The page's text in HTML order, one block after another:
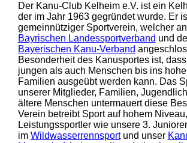
Der Kanu-Club Kelheim e.V. ist ein
der im Jahr 1963 gegründet wurde. Er
gemeinnütziger Sportverein, welcher
Bayrischen Landessportverband und
Bayerischen Kanu-Verband
Besonderheit des Kanusportes ist,
jungen als auch Menschen bis ins
Familien ausgeübt werden kann. Das
unserer Mitglieder, Familien,
ältere Menschen untermauert diese
Verein betreibt Sport auf hohem Niveau,
Leistungssportler wie unsere 3.
im Wildwasserrennsportund unser